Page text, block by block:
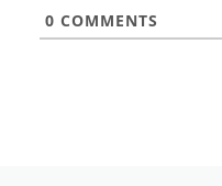
0 COMMENTS